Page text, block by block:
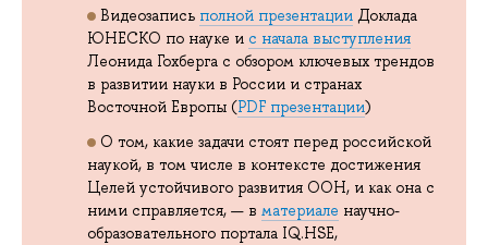
Видеозапись полной презентации Доклада
ЮНЕСКО по науке и с начала выступления
Леонида Гохберга с обзором ключевых трендов
в развитии науки в России и странах
Восточной Европы (PDF презентации)
О том, какие задачи стоят перед российской
наукой, в том числе в контексте достижения
Целей устойчивого развития ООН, и как она с
ними справляется, — в материале научно-
образовательного портала IQ.HSE,